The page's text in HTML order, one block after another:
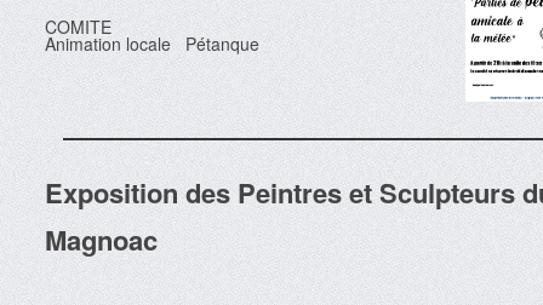
COMITE
Animation locale Pétanque
Exposition des Peintres et Sculpteurs
Magnoac